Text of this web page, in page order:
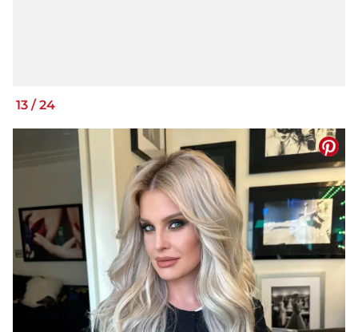
13 / 24